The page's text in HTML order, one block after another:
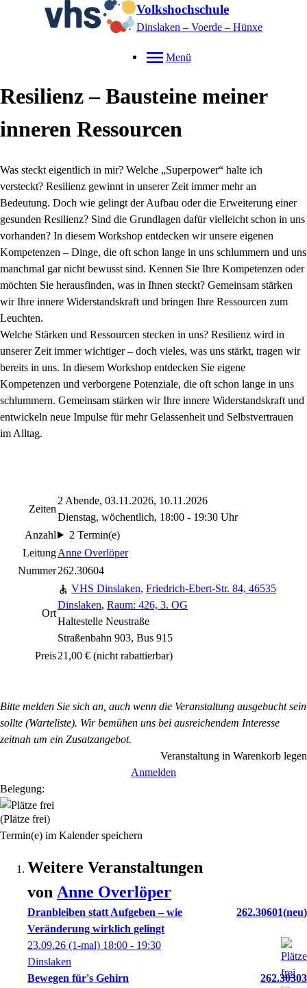
Volkshochschule
Dinslaken – Voerde – Hünxe
Menü
Resilienz – Bausteine meiner
inneren Ressourcen
Was steckt eigentlich in mir? Welche „Superpower“ halte ich
versteckt? Resilienz gewinnt in unserer Zeit immer mehr an
Bedeutung. Doch wie gelingt der Aufbau oder die Erweiterung einer
gesunden Resilienz? Sind die Grundlagen dafür vielleicht schon in uns
vorhanden? In diesem Workshop entdecken wir unsere eigenen
Kompetenzen – Dinge, die oft schon lange in uns schlummern und uns
manchmal gar nicht bewusst sind. Kennen Sie Ihre Kompetenzen oder
möchten Sie herausfinden, was in Ihnen steckt? Gemeinsam stärken
wir Ihre innere Widerstandskraft und bringen Ihre Ressourcen zum
Leuchten.
Welche Stärken und Ressourcen stecken in uns? Resilienz wird in
unserer Zeit immer wichtiger – doch vieles, was uns stärkt, tragen wir
bereits in uns. In diesem Workshop entdecken Sie eigene
Kompetenzen und verborgene Potenziale, die oft schon lange in uns
schlummern. Gemeinsam stärken wir Ihre innere Widerstandskraft und
entwickeln neue Impulse für mehr Gelassenheit und Selbstvertrauen
im Alltag.
Zeiten
2 Abende, 03.11.2026, 10.11.2026
Dienstag, wöchentlich, 18:00 - 19:30 Uhr
Anzahl
2 Termin(e)
LeitungAnne Overlöper
Nummer262.30604
Ort
VHS Dinslaken, Friedrich-Ebert-Str. 84, 46535
Dinslaken, Raum: 426, 3. OG
Haltestelle Neustraße
Straßenbahn 903, Bus 915
Preis21,00 € (nicht rabattierbar)
Bitte melden Sie sich an, auch wenn die Veranstaltung ausgebucht sein
sollte (Warteliste). Wir bemühen uns bei ausreichendem Interesse
zeitnah um ein Zusatzangebot.
Veranstaltung in Warenkorb legen
Anmelden
Belegung:
(Plätze frei)
Termin(e) im Kalender speichern
Weitere Veranstaltungen
von Anne Overlöper
Dranbleiben statt Aufgeben – wie
Veränderung wirklich gelingt
262.30601 neu
23.09.26 (1-mal) 18:00 - 19:30
Dinslaken
Bewegen für's Gehirn
262.30303